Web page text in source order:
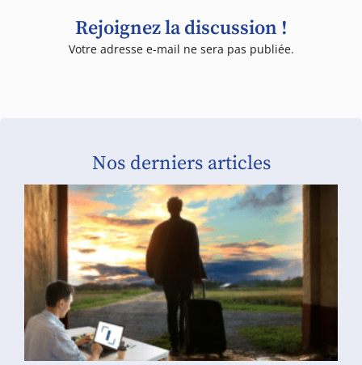
Rejoignez la discussion !
Votre adresse e-mail ne sera pas publiée.
Nos derniers articles